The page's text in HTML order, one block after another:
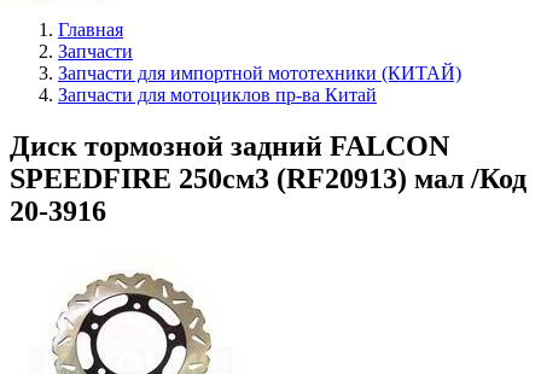
Главная
Запчасти
Запчасти для импортной мототехники (КИТАЙ)
Запчасти для мотоциклов пр-ва Китай
Диск тормозной задний FALCON
SPEEDFIRE 250см3 (RF20913) мал /Код
20-3916